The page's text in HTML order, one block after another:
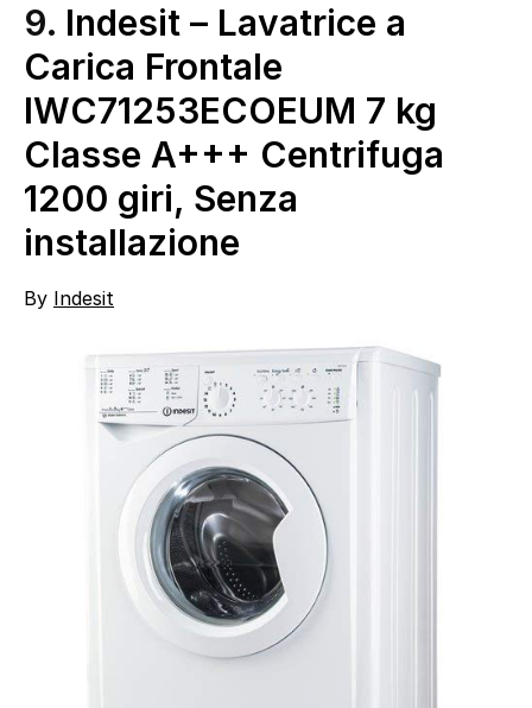
9. Indesit – Lavatrice a
Carica Frontale
IWC71253ECOEUM 7 kg
Classe A+++ Centrifuga
1200 giri, Senza
installazione
By Indesit